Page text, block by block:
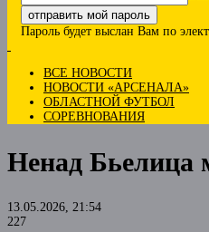
Пароль будет выслан Вам по
ВСЕ НОВОСТИ
НОВОСТИ «АРСЕНАЛА»
ОБЛАСТНОЙ ФУТБОЛ
СОРЕВНОВАНИЯ
Ненад Бьелица
13.05.2026, 21:54
227